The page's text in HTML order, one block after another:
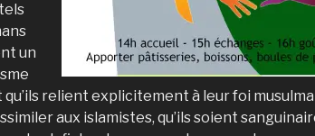
un
relient explicitement à leur foi
aux islamistes, qu’ils soient